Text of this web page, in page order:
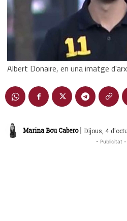
Albert Donaire, en una imatge
Marina Bou Cabero | Dijous, 4
- Publicitat -